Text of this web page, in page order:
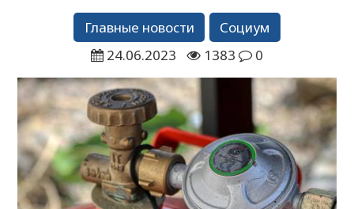
Главные новости
Социум
24.06.2023
1383 0